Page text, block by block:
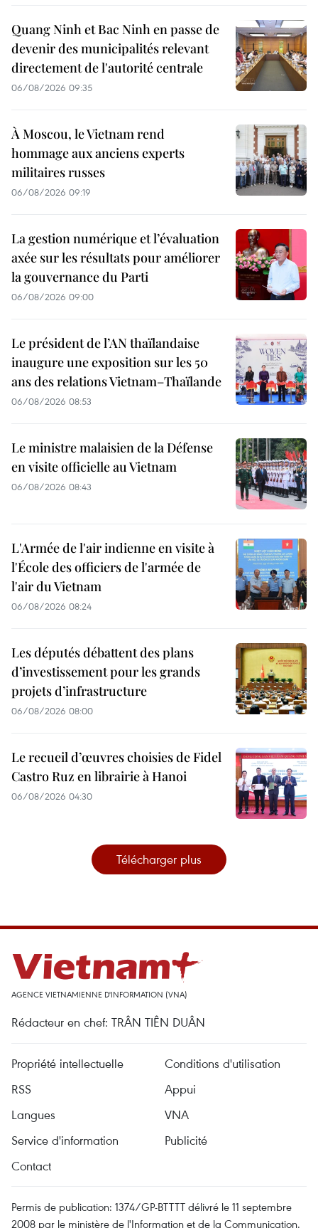
Quang Ninh et Bac Ninh en passe de
devenir des municipalités relevant
directement de l'autorité centrale
06/08/2026 09:35
À Moscou, le Vietnam rend
hommage aux anciens experts
militaires russes
06/08/2026 09:19
La gestion numérique et l’évaluation
axée sur les résultats pour améliorer
la gouvernance du Parti
06/08/2026 09:00
Le président de l’AN thaïlandaise
inaugure une exposition sur les 50
ans des relations Vietnam–Thaïlande
06/08/2026 08:53
Le ministre malaisien de la Défense
en visite officielle au Vietnam
06/08/2026 08:43
L'Armée de l'air indienne en visite à
l'École des officiers de l'armée de
l'air du Vietnam
06/08/2026 08:24
Les députés débattent des plans
d’investissement pour les grands
projets d’infrastructure
06/08/2026 08:00
Le recueil d’œuvres choisies de Fidel
Castro Ruz en librairie à Hanoi
06/08/2026 04:30
Télécharger plus
AGENCE VIETNAMIENNE D'INFORMATION (VNA)
Rédacteur en chef: TRÂN TIÊN DUÂN
Propriété intellectuelle
Conditions d'utilisation
RSS
Appui
Langues
VNA
Service d'information
Publicité
Contact
Permis de publication: 1374/GP-BTTTT délivré le 11 septembre
2008 par le ministère de l'Information et de la Communication.